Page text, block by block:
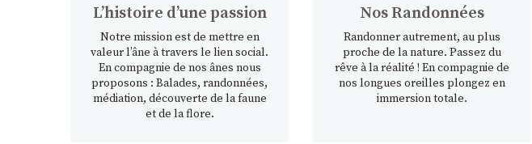
Lʼhistoire dʼune passion
Notre mission est de mettre en
valeur l’âne à travers le lien social.
En compagnie de nos ânes nous
proposons : Balades, randonnées,
médiation, découverte de la faune
et de la flore.
Nos Randonnées
Randonner autrement, au plus
proche de la nature. Passez du
rêve à la réalité ! En compagnie de
nos longues oreilles plongez en
immersion totale.